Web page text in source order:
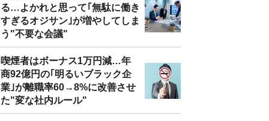
る…よかれと思って｢無駄に働き
すぎるオジサン｣が増やしてしま
う"不要な会議"
喫煙者はボーナス1万円減…年
商92億円の｢明るいブラック企
業｣が離職率60→8%に改善させ
た"変な社内ルール"